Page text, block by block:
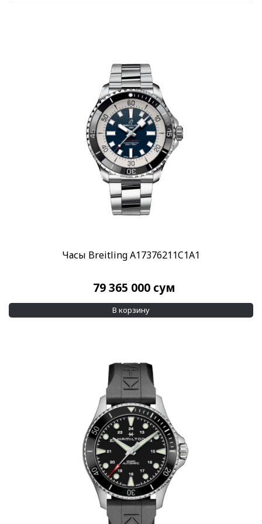
Часы Breitling A17376211C1A1
79 365 000 сум
В корзину